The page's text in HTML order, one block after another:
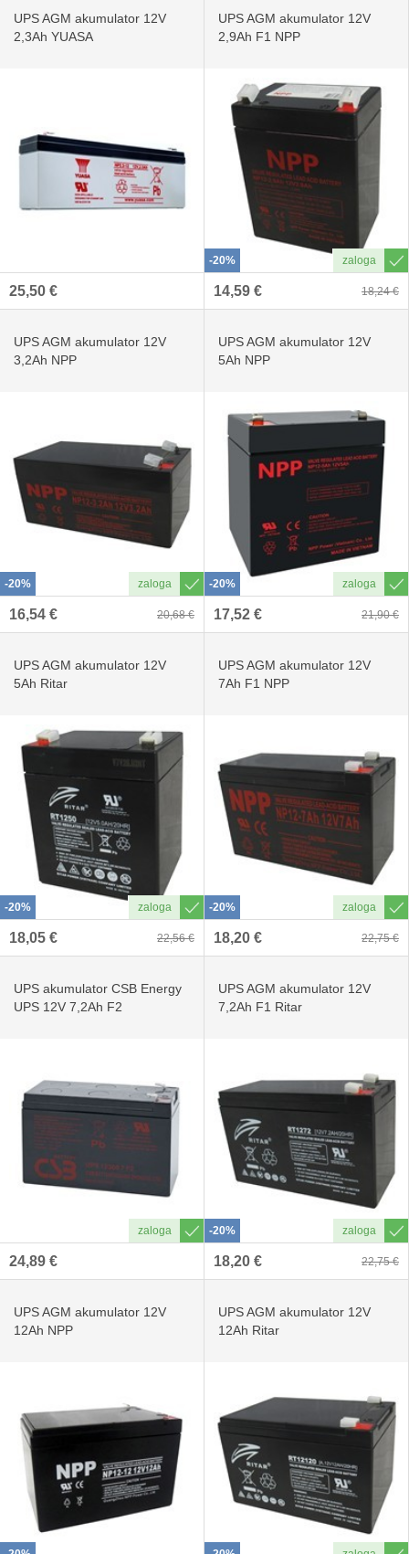
UPS AGM akumulator 12V
2,3Ah YUASA
25,50 €
-20%
UPS AGM akumulator 12V
2,9Ah F1 NPP
18,24 €
14,59 €
-20%
UPS AGM akumulator 12V
3,2Ah NPP
20,68 €
16,54 €
-20%
UPS AGM akumulator 12V
5Ah NPP
21,90 €
17,52 €
-20%
UPS AGM akumulator 12V
5Ah Ritar
22,56 €
18,05 €
-20%
UPS AGM akumulator 12V
7Ah F1 NPP
22,75 €
18,20 €
UPS akumulator CSB Energy
UPS 12V 7,2Ah F2
24,89 €
-20%
UPS AGM akumulator 12V
7,2Ah F1 Ritar
22,75 €
18,20 €
UPS AGM akumulator 12V
12Ah NPP
UPS AGM akumulator 12V
12Ah Ritar